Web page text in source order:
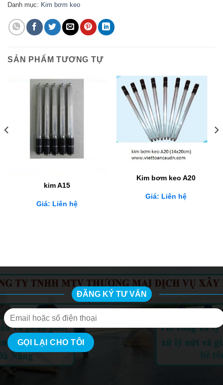
Danh mục: Kim bơm keo
SẢN PHẨM TƯƠNG TỰ
kim A15
Giá: Liên hệ
Kim bơm keo A20
Giá: Liên hệ
ĐĂNG KÝ TƯ VẤN